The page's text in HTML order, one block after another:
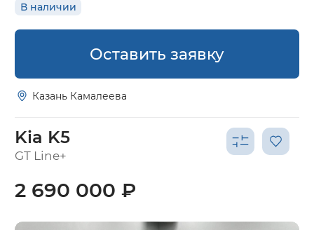
В наличии
Оставить заявку
Казань Камалеева
Kia K5
GT Line+
2 690 000 ₽